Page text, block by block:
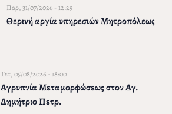
Παρ, 31/07/2026 - 12:29
Θερινή αργία υπηρεσιών Μητροπόλεως
Τετ, 05/08/2026 - 18:00
Αγρυπνία Μεταμορφώσεως στον Αγ.
Δημήτριο Πετρ.